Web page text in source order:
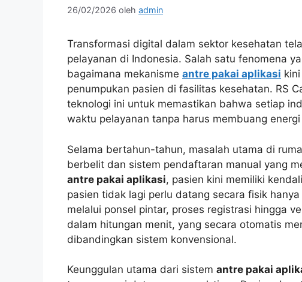
26/02/2026 oleh admin
Transformasi digital dalam sektor kesehatan
pelayanan di Indonesia. Salah satu fenomena
bagaimana mekanisme antre pakai aplikasi
penumpukan pasien di fasilitas kesehatan. RS
teknologi ini untuk memastikan bahwa setiap
waktu pelayanan tanpa harus membuang
Selama bertahun-tahun, masalah utama di
berbelit dan sistem pendaftaran manual yang
antre pakai aplikasi, pasien kini memiliki
pasien tidak lagi perlu datang secara fisik
melalui ponsel pintar, proses registrasi hingga
dalam hitungan menit, yang secara otomatis
dibandingkan sistem konvensional.
Keunggulan utama dari sistem antre pakai